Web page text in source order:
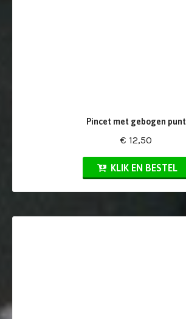
Pincet met gebogen punt
€ 12,50
KLIK EN BESTEL